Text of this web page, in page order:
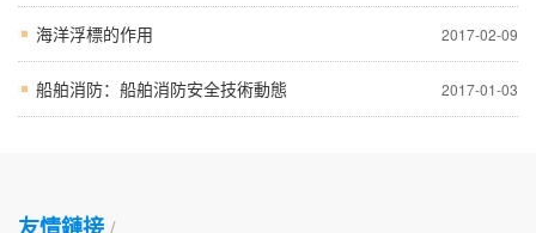
2017-02-09
海洋浮標的作用
2017-01-03
船舶消防：船舶消防安全技術動態